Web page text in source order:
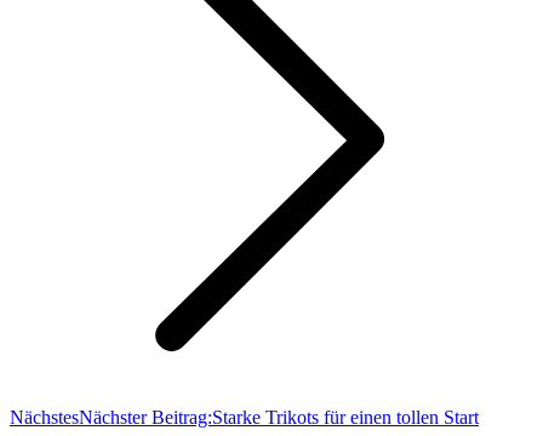
NächstesNächster Beitrag:Starke Trikots für einen tollen Start